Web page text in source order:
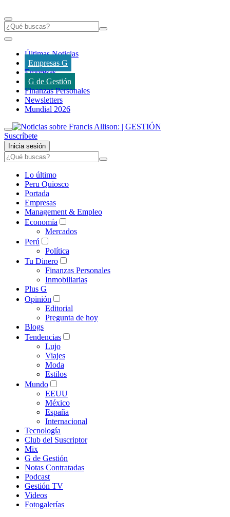
Últimas Noticias
Empresas G
Empresas
G de Gestión
Finanzas Personales
Newsletters
Mundial 2026
Suscríbete
Inicia sesión
Lo último
Peru Quiosco
Portada
Empresas
Management & Empleo
Economía
Mercados
Perú
Política
Tu Dinero
Finanzas Personales
Inmobiliarias
Plus G
Opinión
Editorial
Pregunta de hoy
Blogs
Tendencias
Lujo
Viajes
Moda
Estilos
Mundo
EEUU
México
España
Internacional
Tecnología
Club del Suscriptor
Mix
G de Gestión
Notas Contratadas
Podcast
Gestión TV
Videos
Fotogalerías